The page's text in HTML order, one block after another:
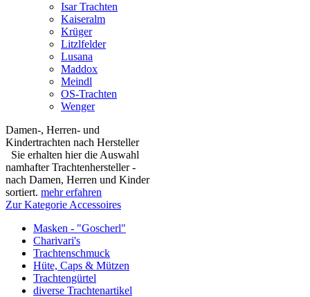
Isar Trachten
Kaiseralm
Krüger
Litzlfelder
Lusana
Maddox
Meindl
OS-Trachten
Wenger
Damen-, Herren- und
Kindertrachten nach Hersteller
Sie erhalten hier die Auswahl
namhafter Trachtenhersteller -
nach Damen, Herren und Kinder
sortiert. mehr erfahren
Zur Kategorie Accessoires
Masken - "Goscherl"
Charivari's
Trachtenschmuck
Hüte, Caps & Mützen
Trachtengürtel
diverse Trachtenartikel